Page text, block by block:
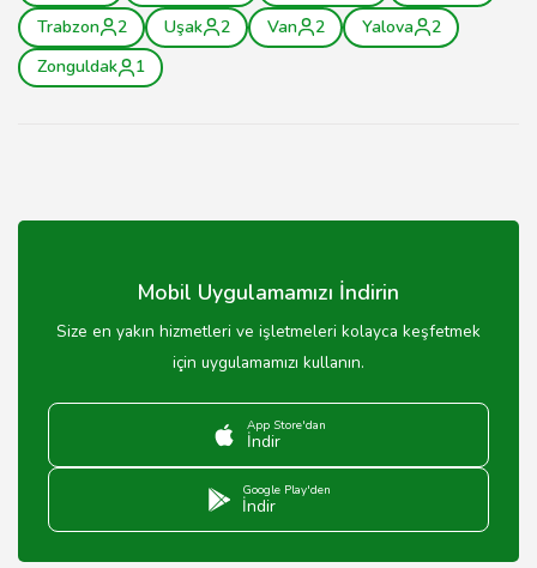
Trabzon
2 Uşak 2 Van 2 Yalova
2
Zonguldak
1
Mobil Uygulamamızı İndirin
Size en yakın hizmetleri ve işletmeleri kolayca keşfetmek
için uygulamamızı kullanın.
App Store'dan
İndir
Google Play'den
İndir